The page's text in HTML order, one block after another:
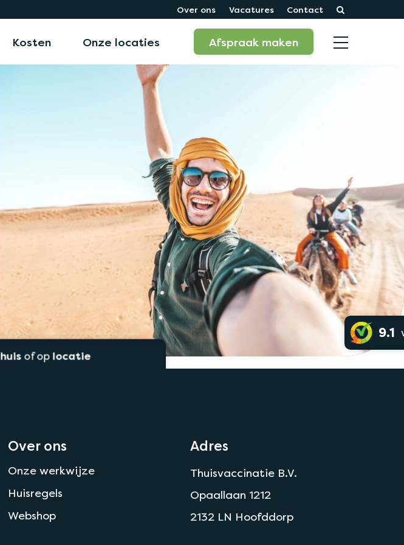
Over ons Vacatures Contact
Kosten Onze locaties Afspraak maken
huisof op locatie Ook's avondsen in hetweekend
9.1
Over ons
Onze werkwijze
Huisregels
Webshop
Adres
Thuisvaccinatie B.V.
Opaallaan 1212
2132 LN Hoofddorp